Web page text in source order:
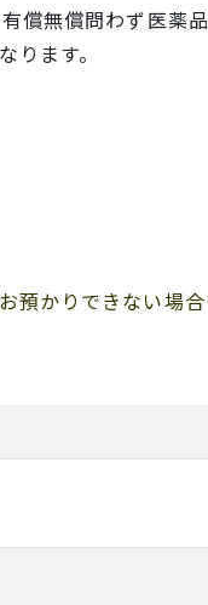
償無償問わず医薬
ます。
預かりできない場